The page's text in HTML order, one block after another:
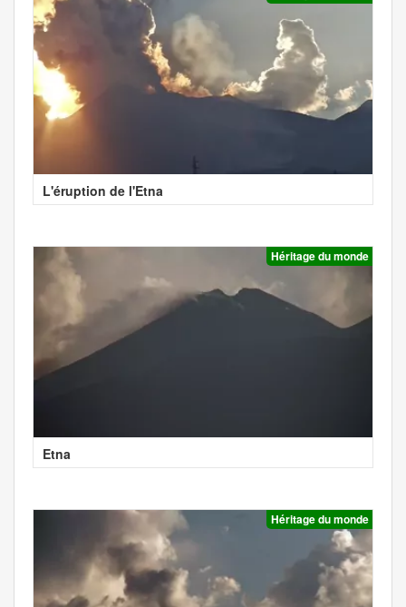
L'éruption de l'Etna
Héritage du monde
Etna
Héritage du monde